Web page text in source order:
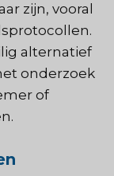
zijn, vooral
alternatief
onderzoek
of